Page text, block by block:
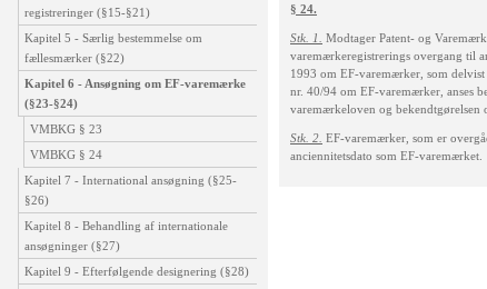
registreringer (§15-§21)
Kapitel 5 - Særlig bestemmelse om
fællesmærker (§22)
Kapitel 6 - Ansøgning om EF-varemærke
(§23-§24)
VMBKG § 23
VMBKG § 24
Kapitel 7 - International ansøgning (§25-
§26)
Kapitel 8 - Behandling af internationale
ansøgninger (§27)
Kapitel 9 - Efterfølgende designering (§28)
§ 24.
Stk. 1.
Modtager Patent- og
varemærkeregistrerings overgang til
1993 om EF-varemærker, som
nr. 40/94 om EF-varemærker, anses
varemærkeloven og
Stk. 2. EF-varemærker, som er
anciennitetsdato som EF-varemærket.